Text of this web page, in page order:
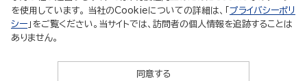
ABJマークは、この電子書店・電子書籍配信サービスが、著作権者からコンテンツ使用許諾を
得た正規版配信サービスであることを示す登録商標(登録番号 第6091713号)です。
https://aebs.or.jp/
を使用しています。 当社のCookieについての詳細は、「 プライバシーポリ
シー 」をご覧ください。当サイトでは、訪問者の個人情報を追跡することは
ありません。
同意する